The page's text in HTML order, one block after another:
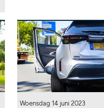
Woensdag 14 juni 2023